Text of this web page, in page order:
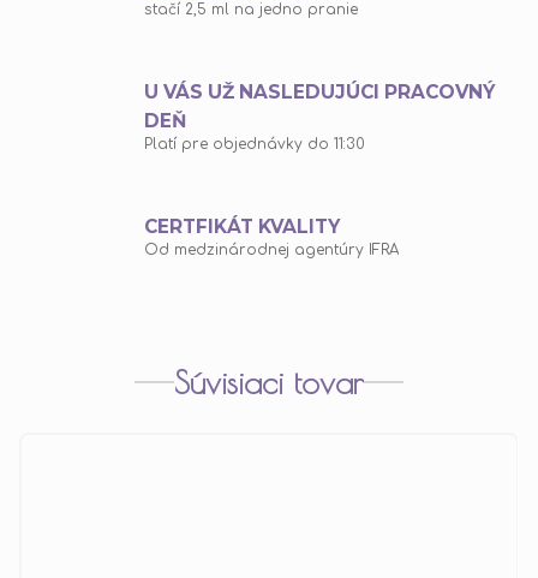
stačí 2,5 ml na jedno pranie
U VÁS UŽ NASLEDUJÚCI PRACOVNÝ
DEŇ
Platí pre objednávky do 11:30
CERTFIKÁT KVALITY
Od medzinárodnej agentúry IFRA
Súvisiaci tovar